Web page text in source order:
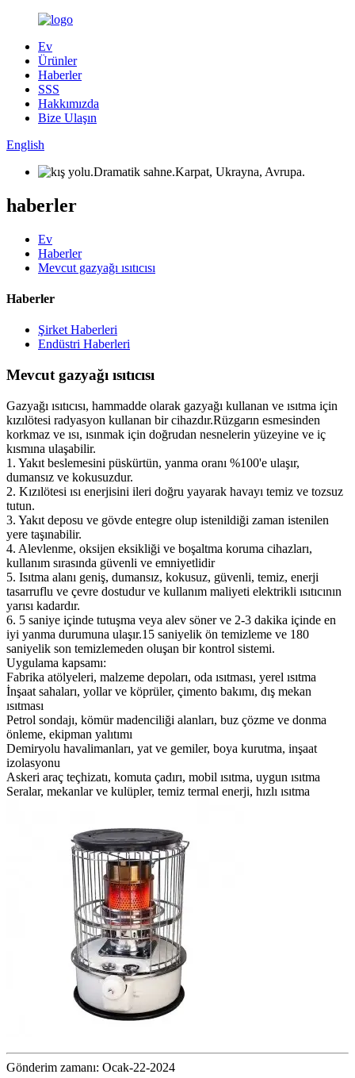
Ev
Ürünler
Haberler
SSS
Hakkımızda
Bize Ulaşın
English
haberler
Ev
Haberler
Mevcut gazyağı ısıtıcısı
Haberler
Şirket Haberleri
Endüstri Haberleri
Mevcut gazyağı ısıtıcısı
Gazyağı ısıtıcısı, hammadde olarak gazyağı kullanan ve ısıtma için
kızılötesi radyasyon kullanan bir cihazdır.Rüzgarın esmesinden
korkmaz ve ısı, ısınmak için doğrudan nesnelerin yüzeyine ve iç
kısmına ulaşabilir.
1. Yakıt beslemesini püskürtün, yanma oranı %100'e ulaşır,
dumansız ve kokusuzdur.
2. Kızılötesi ısı enerjisini ileri doğru yayarak havayı temiz ve tozsuz
tutun.
3. Yakıt deposu ve gövde entegre olup istenildiği zaman istenilen
yere taşınabilir.
4. Alevlenme, oksijen eksikliği ve boşaltma koruma cihazları,
kullanım sırasında güvenli ve emniyetlidir
5. Isıtma alanı geniş, dumansız, kokusuz, güvenli, temiz, enerji
tasarruflu ve çevre dostudur ve kullanım maliyeti elektrikli ısıtıcının
yarısı kadardır.
6. 5 saniye içinde tutuşma veya alev söner ve 2-3 dakika içinde en
iyi yanma durumuna ulaşır.15 saniyelik ön temizleme ve 180
saniyelik son temizlemeden oluşan bir kontrol sistemi.
Uygulama kapsamı:
Fabrika atölyeleri, malzeme depoları, oda ısıtması, yerel ısıtma
İnşaat sahaları, yollar ve köprüler, çimento bakımı, dış mekan
ısıtması
Petrol sondajı, kömür madenciliği alanları, buz çözme ve donma
önleme, ekipman yalıtımı
Demiryolu havalimanları, yat ve gemiler, boya kurutma, inşaat
izolasyonu
Askeri araç teçhizatı, komuta çadırı, mobil ısıtma, uygun ısıtma
Seralar, mekanlar ve kulüpler, temiz termal enerji, hızlı ısıtma
Gönderim zamanı: Ocak-22-2024